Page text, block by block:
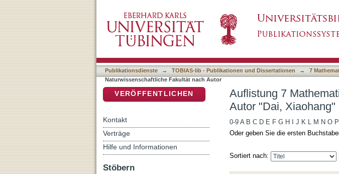
Publikationsdienste → TOBIAS-lib - Publikationen und Dissertationen → 7
Naturwissenschaftliche Fakultät nach Autor
Auflistung 7
Autor "Dai, Xiaohang"
0-9 A B C D E F G H J K L M N O P
Oder geben Sie die ersten
Sortiert nach:
VERÖFFENTLICHEN
Kontakt
Verträge
Hilfe und Informationen
Stöbern